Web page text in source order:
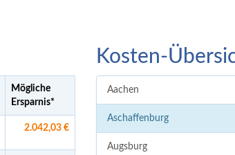
Mögliche
Ersparnis*
2.042,03 €
Kosten-
Aachen
Aschaffenburg
Augsburg